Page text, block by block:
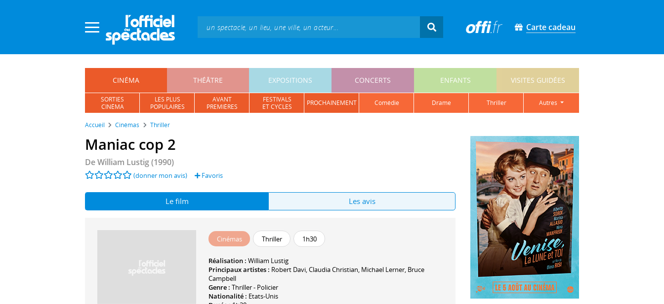
Carte cadeau
CINÉMA THÉÂTRE EXPOSITIONS CONCERTS ENFANTS VISITES GUIDÉES
SORTIES
CINÉMA
LES PLUS
POPULAIRES
AVANT
PREMIÈRES
FESTIVALS
ET CYCLES
PROCHAINEMENT comédie drame thriller autres
Accueil Cinémas Thriller
Maniac cop 2
DeWilliam Lustig(1990)
(donner mon avis) Favoris
Le film Les avis
Cinémas Thriller 1h30
Réalisation : William Lustig
Principaux artistes : Robert Davi,Claudia Christian, Michael Lerner, Bruce
Campbell
Genre : Thriller - Policier
Nationalité : Etats-Unis